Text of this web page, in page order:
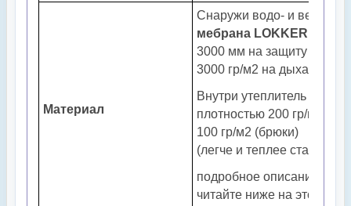
Материал
Снаружи водо- и
мебрана LOKKER
3000 мм на защиту
3000 гр/м2 на дыхание
Внутри утеплитель -
плотностью 200 гр/м2
100 гр/м2 (брюки)
(легче и теплее старого)
подробное описание
читайте ниже на этой